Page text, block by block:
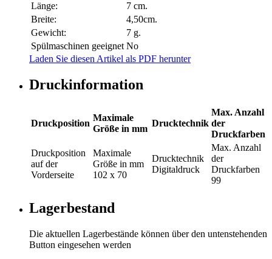
Länge:
7 cm.
Breite:
4,50cm.
Gewicht:
7 g.
Spülmaschinen geeignet No
Laden Sie diesen Artikel als PDF herunter
Druckinformation
Druckposition
Maximale
Größe in mm
Drucktechnik
Max. Anzahl
der
Druckfarben
Druckposition
auf der
Vorderseite
Maximale
Größe in mm
102 x 70
Drucktechnik
Digitaldruck
Max. Anzahl
der
Druckfarben
99
Lagerbestand
Die aktuellen Lagerbestände können über den untenstehenden
Button eingesehen werden